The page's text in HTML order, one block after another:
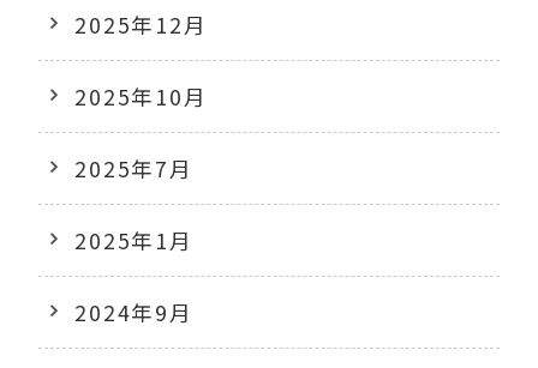
2025年12月
2025年10月
2025年7月
2025年1月
2024年9月